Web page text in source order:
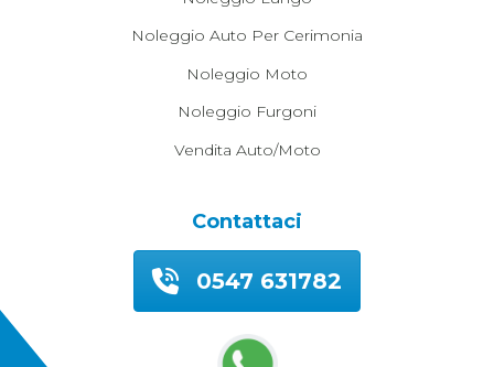
Noleggio Auto Per Cerimonia
Noleggio Moto
Noleggio Furgoni
Vendita Auto/moto
Contattaci
0547 631782